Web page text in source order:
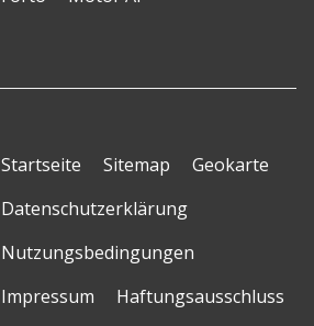
Startseite Sitemap
Geokarte
Datenschutzerklärung
Nutzungsbedingungen
Impressum
Haftungsausschluss